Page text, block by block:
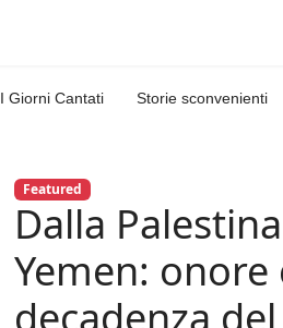
I Giorni Cantati Storie sconvenienti
Featured
Dalla
Yemen: onore